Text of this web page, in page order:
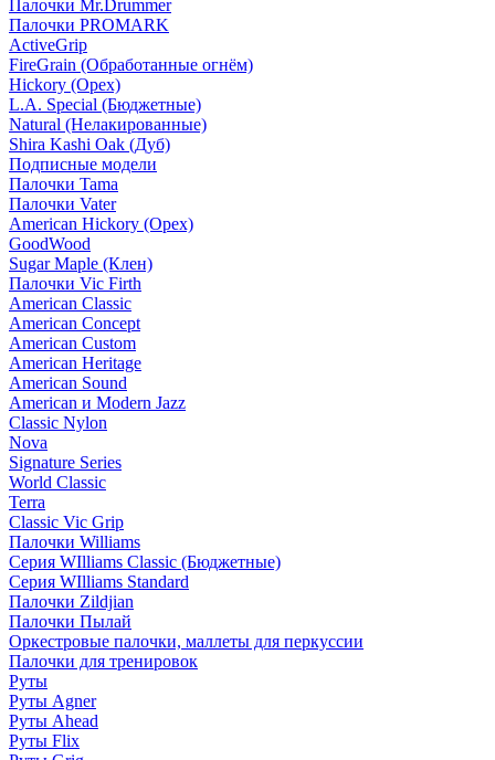
Палочки Mr.Drummer
Палочки PROMARK
ActiveGrip
FireGrain (Обработанные огнём)
Hickory (Орех)
L.A. Special (Бюджетные)
Natural (Нелакированные)
Shira Kashi Oak (Дуб)
Подписные модели
Палочки Tama
Палочки Vater
American Hickory (Орех)
GoodWood
Sugar Maple (Клен)
Палочки Vic Firth
American Classic
American Concept
American Custom
American Heritage
American Sound
American и Modern Jazz
Classic Nylon
Nova
Signature Series
World Classic
Terra
Classic Vic Grip
Палочки Williams
Серия WIlliams Classic (Бюджетные)
Серия WIlliams Standard
Палочки Zildjian
Палочки Пылай
Оркестровые палочки, маллеты для перкуссии
Палочки для тренировок
Руты
Руты Agner
Руты Ahead
Руты Flix